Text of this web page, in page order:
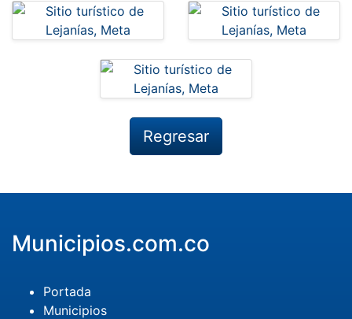
Regresar
Municipios.com.co
Portada
Municipios